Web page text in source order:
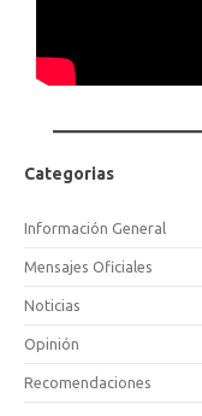
Categorias
Información General
Mensajes Oficiales
Noticias
Opinión
Recomendaciones